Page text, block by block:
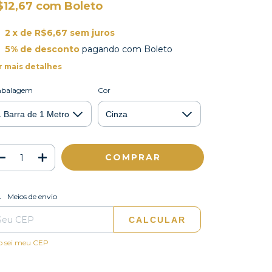
com Boleto
2 x de R$6,67 sem juros
5% de descontopagando com Boleto
mais detalhes
Cor
para o CEP:
Meios de envio
CALCULAR
sei meu CEP